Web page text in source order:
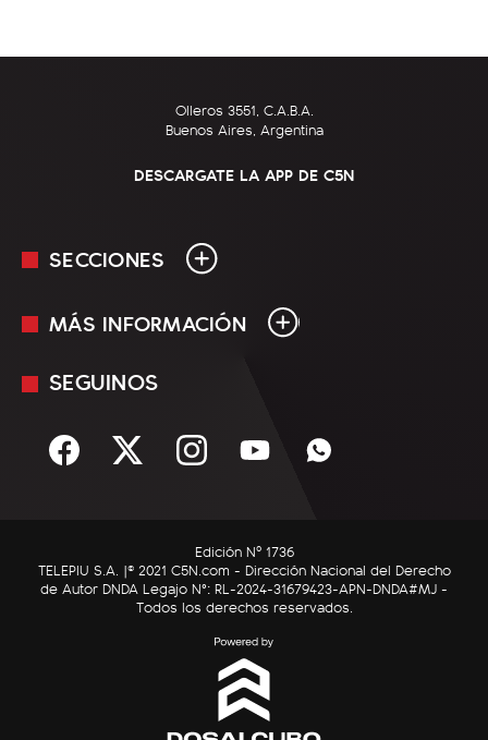
Olleros 3551, C.A.B.A.
Buenos Aires, Argentina
DESCARGATE LA APP DE C5N
SECCIONES
En Vivo
Sociedad
C5N Autos
RatingCero
MÁS INFORMACIÓN
Mediakit
Términos y condiciones
SEGUINOS
Edición Nº 1736
TELEPIU S.A. |© 2021 C5N.com - Dirección Nacional del Derecho
de Autor DNDA Legajo N°: RL-2024-31679423-APN-DNDA#MJ -
Todos los derechos reservados.